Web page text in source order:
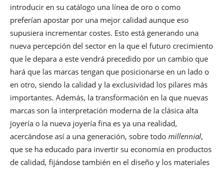
introducir en su catálogo una línea de oro o como
preferían apostar por una mejor calidad aunque eso
supusiera incrementar costes. Esto está generando una
nueva percepción del sector en la que el futuro crecimiento
que le depara a este vendrá precedido por un cambio que
hará que las marcas tengan que posicionarse en un lado o
en otro, siendo la calidad y la exclusividad los pilares más
importantes. Además, la transformación en la que nuevas
marcas son la interpretación moderna de la clásica alta
joyería o la nueva joyería fina es ya una realidad,
acercándose así a una generación, sobre todo millennial,
que se ha educado para invertir su economía en productos
de calidad, fijándose también en el diseño y los materiales